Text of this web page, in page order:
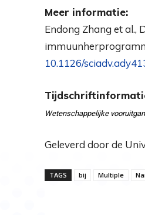
Meer informatie:
Endong Zhang et al.,
10.1126/
Wetenschappelijke
Geleverd door de
TAGS bij Multiple